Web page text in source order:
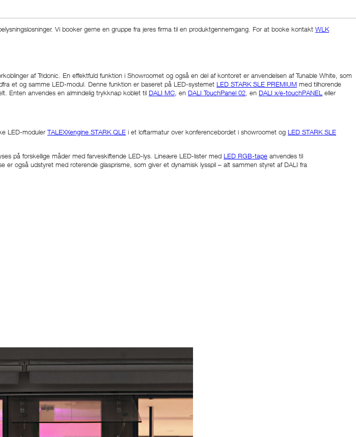
Vi booker gerne en gruppe fra jeres firma til en produktgennemgang. For at booke kontakt WLK
af Tridonic. En effektfuld funktion i Showroomet og også en del af kontoret er anvendelsen af Tunable White, som
et og samme LED-modul. Denne funktion er baseret på LED-systemet LED STARK SLE PREMIUM med tilhørende
Enten anvendes en almindelig trykknap koblet til DALI MC , en DALI TouchPanel 02 , en DALI x/e-touchPANEL eller
LED-moduler TALEXXengine STARK QLE i et loftarmatur over konferencebordet i showroomet og LED STARK SLE
på forskellige måder med farveskiftende LED-lys. Lineære LED-lister med LED RGB-tape anvendes til
også udstyret med roterende glasprisme, som giver et dynamisk lysspil – alt sammen styret af DALI fra